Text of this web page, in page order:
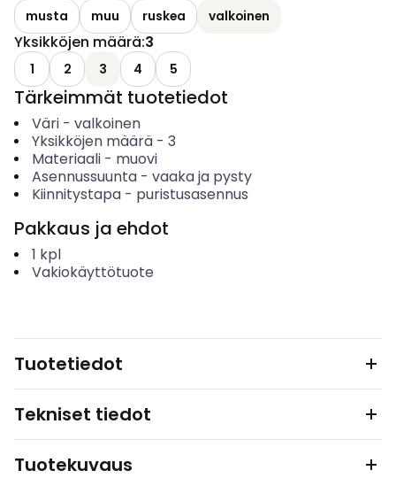
musta muu ruskea valkoinen
Yksikköjen määrä:3
1 2 3 4 5
Tärkeimmät tuotetiedot
Väri- valkoinen
Yksikköjen määrä- 3
Materiaali- muovi
Asennussuunta- vaaka ja pysty
Kiinnitystapa- puristusasennus
Pakkaus ja ehdot
1 kpl
Vakiokäyttötuote
Tuotetiedot
Tekniset tiedot
Tuotekuvaus